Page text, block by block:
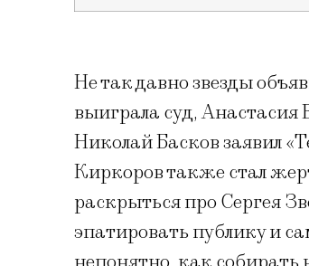
Не так давно звезды
выиграла суд, Анастасия
Николай Басков заявил
Киркоров также стал
раскрыться про Сергея
эпатировать публику и